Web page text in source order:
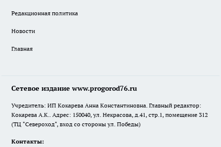
Редакционная политика
Новости
Главная
Сетевое издание www.progorod76.ru
Учредитель: ИП Кокарева Анна Константиновна. Главный редактор:
Кокарева А.К.. Адрес: 150040, ул. Некрасова, д.41, стр.1, помещение 312
(ТЦ "Североход", вход со стороны ул. Победы)
Контакты: